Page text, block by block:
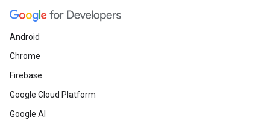
Android
Chrome
Firebase
Google Cloud Platform
Google AI